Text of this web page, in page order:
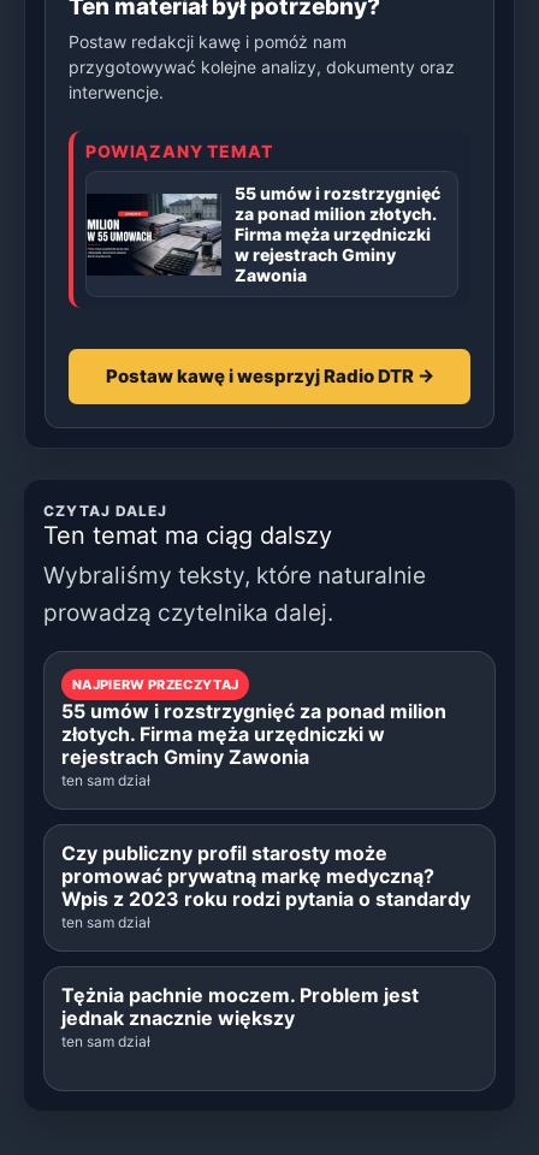
Ten materiał był potrzebny?
Postaw redakcji kawę i pomóż nam
przygotowywać kolejne analizy, dokumenty oraz
interwencje.
POWIĄZANY TEMAT
55 umów i rozstrzygnięć
za ponad milion złotych.
Firma męża urzędniczki
w rejestrach Gminy
Zawonia
Postaw kawę i wesprzyj Radio DTR →
CZYTAJ DALEJ
Ten temat ma ciąg dalszy
Wybraliśmy teksty, które naturalnie
prowadzą czytelnika dalej.
NAJPIERW PRZECZYTAJ
55 umów i rozstrzygnięć za ponad milion
złotych. Firma męża urzędniczki w
rejestrach Gminy Zawonia
ten sam dział
Czy publiczny profil starosty może
promować prywatną markę medyczną?
Wpis z 2023 roku rodzi pytania o standardy
ten sam dział
Tężnia pachnie moczem. Problem jest
jednak znacznie większy
ten sam dział